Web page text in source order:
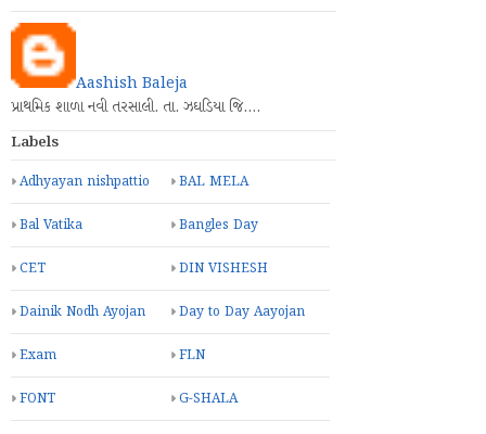
Aashish Baleja
પ્રાથમિક શાળા નવી તરસાલી. તા. ઝઘડિયા જિ.…
Labels
Adhyayan nishpattio BAL MELA
Bal Vatika Bangles Day
CET DIN VISHESH
Dainik Nodh Ayojan Day to Day Aayojan
Exam FLN
FONT G-SHALA